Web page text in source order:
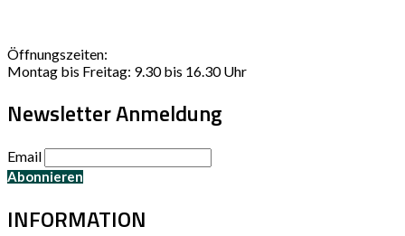
Öffnungszeiten:
Montag bis Freitag: 9.30 bis 16.30 Uhr
Newsletter Anmeldung
Email
INFORMATION